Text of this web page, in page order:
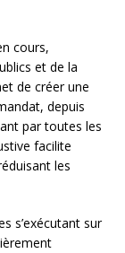
cours,
et de la
de créer une
depuis
par toutes les
facilite
les
s’exécutant sur